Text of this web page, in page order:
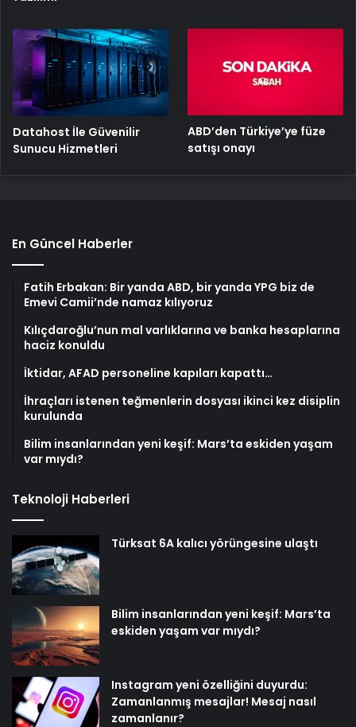
Datahost İle Güvenilir
Sunucu Hizmetleri
ABD’den Türkiye’ye füze
satışı onayı
En Güncel Haberler
Fatih Erbakan: Bir yanda ABD, bir yanda YPG biz de
Emevi Camii’nde namaz kılıyoruz
Kılıçdaroğlu’nun mal varlıklarına ve banka hesaplarına
haciz konuldu
İktidar, AFAD personeline kapıları kapattı…
İhraçları istenen teğmenlerin dosyası ikinci kez disiplin
kurulunda
Bilim insanlarından yeni keşif: Mars’ta eskiden yaşam
var mıydı?
Teknoloji Haberleri
Türksat 6A kalıcı yörüngesine ulaştı
Bilim insanlarından yeni keşif: Mars’ta
eskiden yaşam var mıydı?
Instagram yeni özelliğini duyurdu:
Zamanlanmış mesajlar! Mesaj nasıl
zamanlanır?